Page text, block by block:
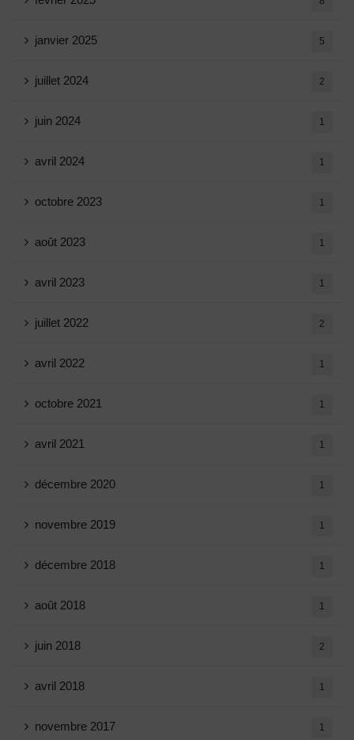
janvier 2025 5
juillet 2024 2
juin 2024 1
avril 2024 1
octobre 2023 1
août 2023 1
avril 2023 1
juillet 2022 2
avril 2022 1
octobre 2021 1
avril 2021 1
décembre 2020 1
novembre 2019 1
décembre 2018 1
août 2018 1
juin 2018 2
avril 2018 1
novembre 2017 1